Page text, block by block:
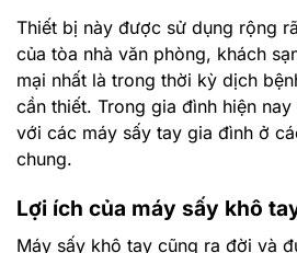
Thiết bị này được sử dụng rộng
của tòa nhà văn phòng, khách
mại nhất là trong thời kỳ dịch
cần thiết. Trong gia đình hiện
với các máy sấy tay gia đình ở
chung.
Lợi ích của máy sấy khô
Máy sấy khô tay cũng ra đời và